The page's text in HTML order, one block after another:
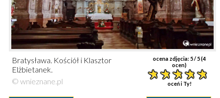
ocena zdjęcia: 5/ 5 (4
ocen)
oceń i Ty!
Bratysława. Kościół i Klasztor
Elżbietanek.
© wnieznane.pl